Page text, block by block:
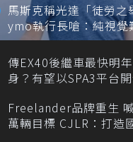
馬斯克稱光達「徒勞之
ymo執行長嗆：純視覺
自動駕駛
傳EX40後繼車最快明
身？有望以SPA3平台
Freelander品牌重生
萬輛目標 CJLR：打造